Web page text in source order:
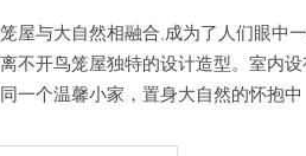
屋与大自然相融合,成为了人们眼中
不开鸟笼屋独特的设计造型。室内设
一个温馨小家，置身大自然的怀抱